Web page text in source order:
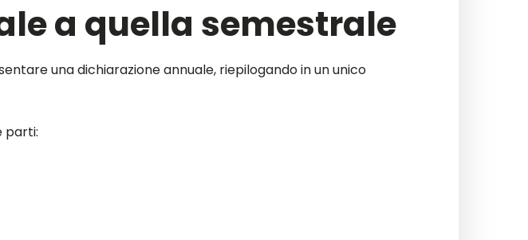
a quella semestrale
una dichiarazione annuale, riepilogando in un unico
parti: